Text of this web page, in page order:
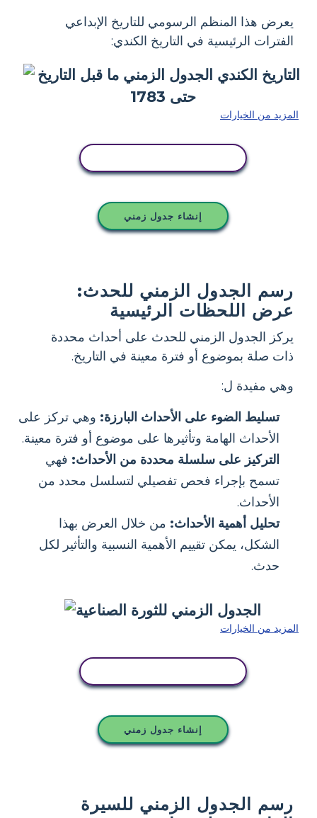
يعرض هذا المنظم الرسومي للتاريخ الإبداعي
الفترات الرئيسية في التاريخ الكندي:
المزيد من الخيارات
إنشاء جدول زمني
رسم الجدول الزمني للحدث:
عرض اللحظات الرئيسية
يركز الجدول الزمني للحدث على أحداث محددة
ذات صلة بموضوع أو فترة معينة في التاريخ.
وهي مفيدة ل:
تسليط الضوء على الأحداث البارزة: وهي تركز على
الأحداث الهامة وتأثيرها على موضوع أو فترة معينة.
التركيز على سلسلة محددة من الأحداث: فهي
تسمح بإجراء فحص تفصيلي لتسلسل محدد من
الأحداث.
تحليل أهمية الأحداث: من خلال العرض بهذا
الشكل، يمكن تقييم الأهمية النسبية والتأثير لكل
حدث.
المزيد من الخيارات
إنشاء جدول زمني
رسم الجدول الزمني للسيرة